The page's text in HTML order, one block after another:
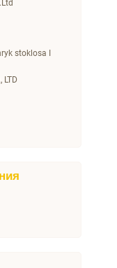
stoklosa I
LTD